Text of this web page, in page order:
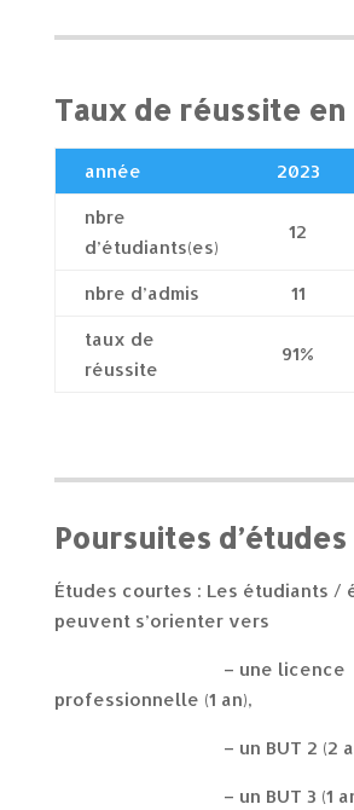
Taux de réussite en
année 2023
nbre
d’étudiants(es)
12
nbre d’admis 11
taux de
réussite
91%
Poursuites d’études
Études courtes : Les étudiants /
peuvent s’orienter vers
– une licence
professionnelle (1 an),
– un BUT 2 (2
– un BUT 3 (1